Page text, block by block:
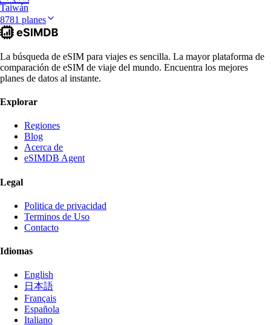
Taiwán
8781 planes
La búsqueda de eSIM para viajes es sencilla. La mayor plataforma de
comparación de eSIM de viaje del mundo. Encuentra los mejores
planes de datos al instante.
Explorar
Regiones
Blog
Acerca de
eSIMDB Agent
Legal
Politica de privacidad
Terminos de Uso
Contacto
Idiomas
English
日本語
Français
Española
Italiano